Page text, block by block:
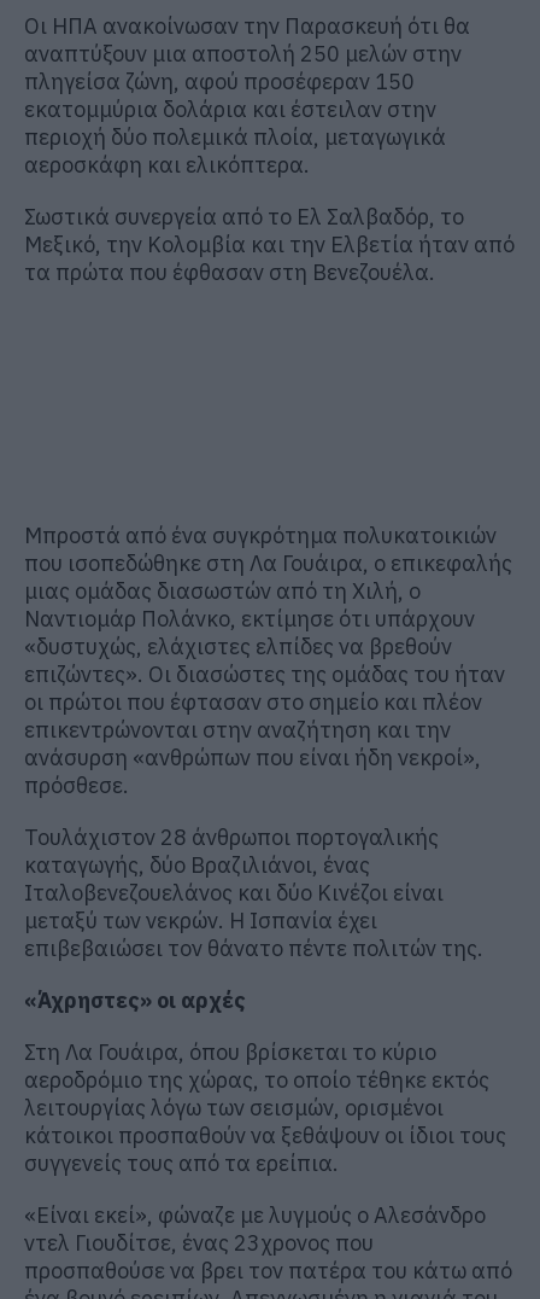
Οι ΗΠΑ ανακοίνωσαν την Παρασκευή ότι θα
αναπτύξουν μια αποστολή 250 μελών στην
πληγείσα ζώνη, αφού προσέφεραν 150
εκατομμύρια δολάρια και έστειλαν στην
περιοχή δύο πολεμικά πλοία, μεταγωγικά
αεροσκάφη και ελικόπτερα.
Σωστικά συνεργεία από το Ελ Σαλβαδόρ, το
Μεξικό, την Κολομβία και την Ελβετία ήταν από
τα πρώτα που έφθασαν στη Βενεζουέλα.
Μπροστά από ένα συγκρότημα πολυκατοικιών
που ισοπεδώθηκε στη Λα Γουάιρα, ο επικεφαλής
μιας ομάδας διασωστών από τη Χιλή, ο
Ναντιομάρ Πολάνκο, εκτίμησε ότι υπάρχουν
«δυστυχώς, ελάχιστες ελπίδες να βρεθούν
επιζώντες». Οι διασώστες της ομάδας του ήταν
οι πρώτοι που έφτασαν στο σημείο και πλέον
επικεντρώνονται στην αναζήτηση και την
ανάσυρση «ανθρώπων που είναι ήδη νεκροί»,
πρόσθεσε.
Τουλάχιστον 28 άνθρωποι πορτογαλικής
καταγωγής, δύο Βραζιλιάνοι, ένας
Ιταλοβενεζουελάνος και δύο Κινέζοι είναι
μεταξύ των νεκρών. Η Ισπανία έχει
επιβεβαιώσει τον θάνατο πέντε πολιτών της.
«Άχρηστες» οι αρχές
Στη Λα Γουάιρα, όπου βρίσκεται το κύριο
αεροδρόμιο της χώρας, το οποίο τέθηκε εκτός
λειτουργίας λόγω των σεισμών, ορισμένοι
κάτοικοι προσπαθούν να ξεθάψουν οι ίδιοι τους
συγγενείς τους από τα ερείπια.
«Είναι εκεί», φώναζε με λυγμούς ο Αλεσάνδρο
ντελ Γιουδίτσε, ένας 23χρονος που
προσπαθούσε να βρει τον πατέρα του κάτω από